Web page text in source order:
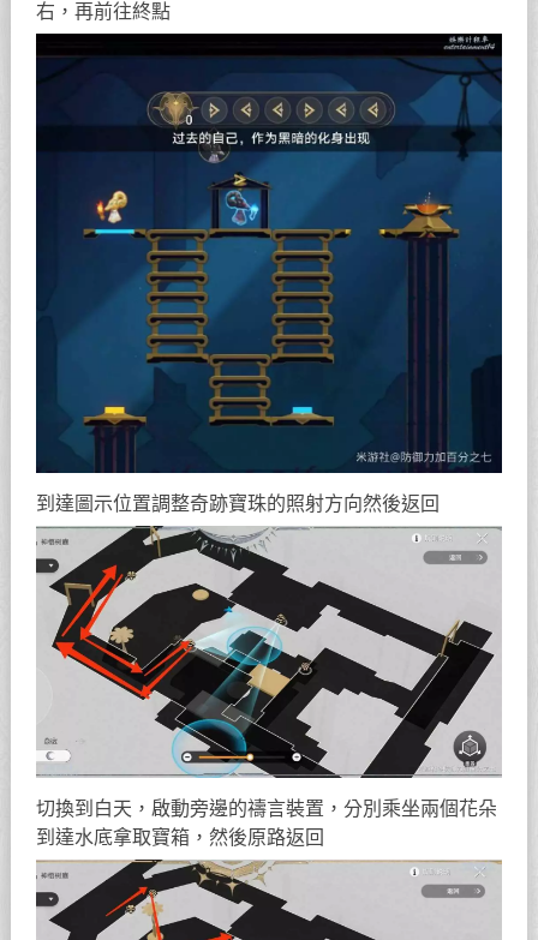
右，再前往終點
到達圖示位置調整奇跡寶珠的照射方向然後返回
切換到白天，啟動旁邊的禱言裝置，分別乘坐兩個花朵
到達水底拿取寶箱，然後原路返回